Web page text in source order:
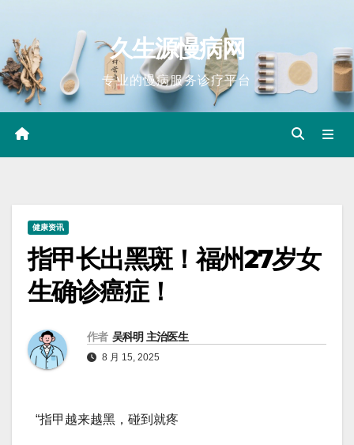
content
久生源慢病网
专业的慢病服务诊疗平台
健康资讯
指甲长出黑斑！福州27岁女
生确诊癌症！
作者 吴科明 主治医生
8 月 15, 2025
“指甲越来越黑，碰到就疼